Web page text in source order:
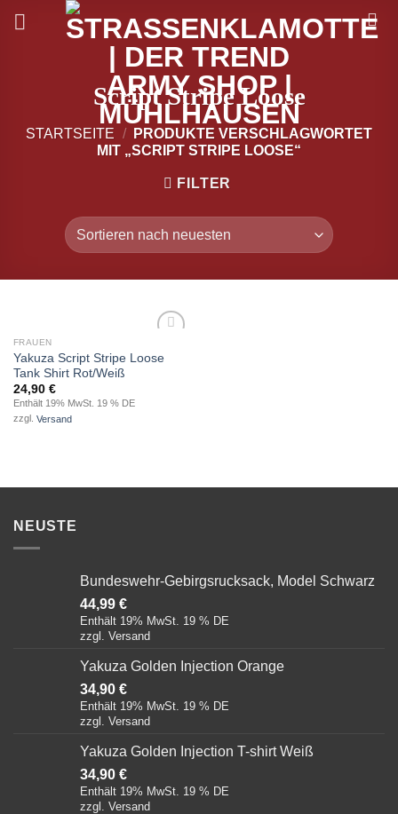
Inhalt
Script Stripe Loose
STARTSEITE /
PRODUKTE VERSCHLAGWORTET
MIT „SCRIPT STRIPE LOOSE“
FILTER
Wunschliste
FRAUEN
Yakuza Script Stripe Loose
Tank Shirt Rot/Weiß
24,90 €
Enthält 19% MwSt. 19 % DE
zzgl. Versand
NEUSTE
Bundeswehr-Gebirgsrucksack, Model Schwarz
44,99 €
Enthält 19% MwSt. 19 % DE
zzgl. Versand
Yakuza Golden Injection Orange
34,90 €
Enthält 19% MwSt. 19 % DE
zzgl. Versand
Yakuza Golden Injection T-shirt Weiß
34,90 €
Enthält 19% MwSt. 19 % DE
zzgl. Versand